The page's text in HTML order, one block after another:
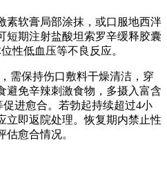
素软膏局部涂抹，或口服地西泮
短期注射盐酸坦索罗辛缓释胶囊
性低血压等不良反应。
需保持伤口敷料干燥清洁，穿
避免辛辣刺激食物，多摄入富含
进愈合。若勃起持续超过4小
立即返院处理。恢复期内禁止性
愈合情况。